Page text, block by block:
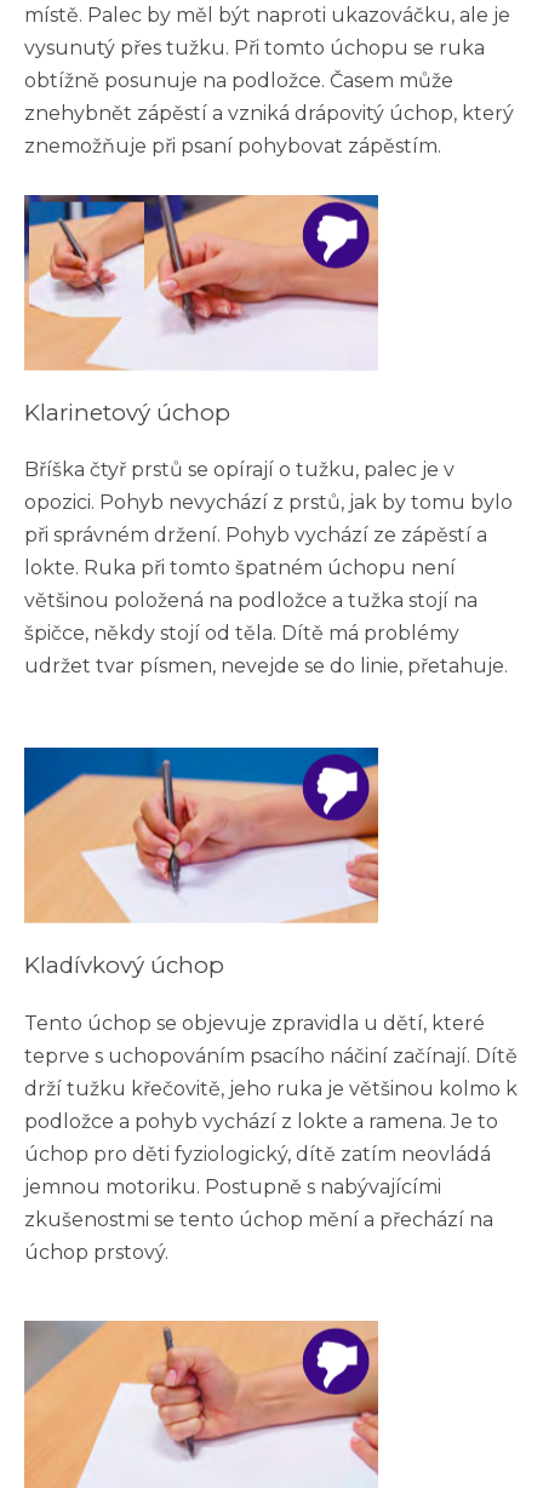
místě. Palec by měl být naproti ukazováčku, ale je
vysunutý přes tužku. Při tomto úchopu se ruka
obtížně posunuje na podložce. Časem může
znehybnět zápěstí a vzniká drápovitý úchop, který
znemožňuje při psaní pohybovat zápěstím.
Klarinetový úchop
Bříška čtyř prstů se opírají o tužku, palec je v
opozici. Pohyb nevychází z prstů, jak by tomu bylo
při správném držení. Pohyb vychází ze zápěstí a
lokte. Ruka při tomto špatném úchopu není
většinou položená na podložce a tužka stojí na
špičce, někdy stojí od těla. Dítě má problémy
udržet tvar písmen, nevejde se do linie, přetahuje.
Kladívkový úchop
Tento úchop se objevuje zpravidla u dětí, které
teprve s uchopováním psacího náčiní začínají. Dítě
drží tužku křečovitě, jeho ruka je většinou kolmo k
podložce a pohyb vychází z lokte a ramena. Je to
úchop pro děti fyziologický, dítě zatím neovládá
jemnou motoriku. Postupně s nabývajícími
zkušenostmi se tento úchop mění a přechází na
úchop prstový.